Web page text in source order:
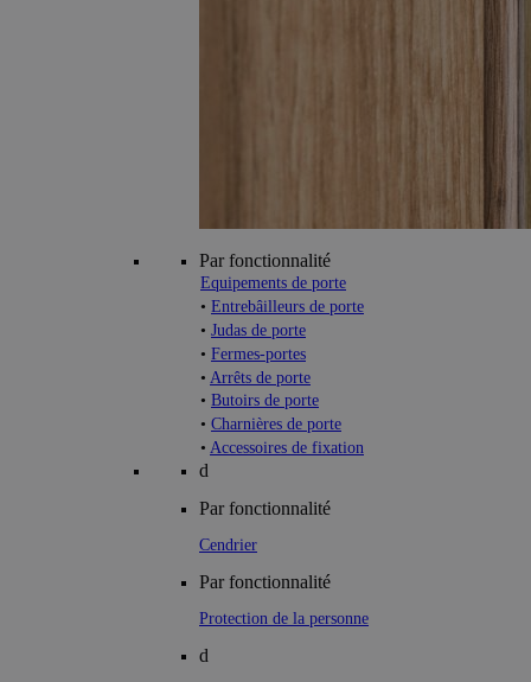
Par fonctionnalité
Equipements de porte
• Entrebâilleurs de porte
• Judas de porte
• Fermes-portes
• Arrêts de porte
• Butoirs de porte
• Charnières de porte
• Accessoires de fixation
d
Par fonctionnalité
Cendrier
Par fonctionnalité
Protection de la personne
d